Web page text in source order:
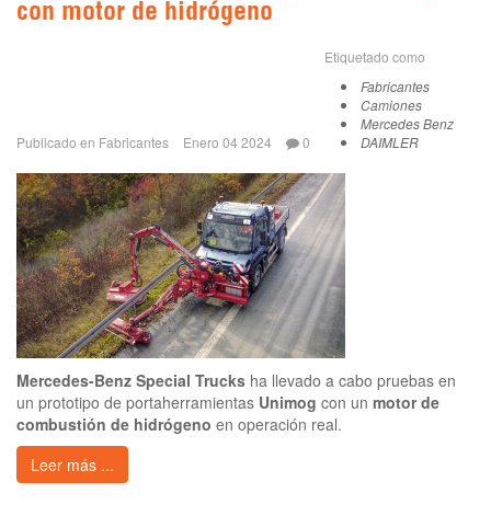
con motor de hidrógeno
Publicado en Fabricantes Enero 04 2024 0
Etiquetado como
Fabricantes
Camiones
Mercedes Benz
DAIMLER
Mercedes-Benz Special Trucks ha llevado a cabo pruebas en
un prototipo de portaherramientas Unimog con un motor de
combustión de hidrógeno en operación real.
Leer más ...